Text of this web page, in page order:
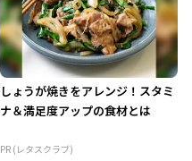
しょうが焼きをアレンジ！スタミ
ナ＆満足度アップの食材とは
PR (レタスクラブ)